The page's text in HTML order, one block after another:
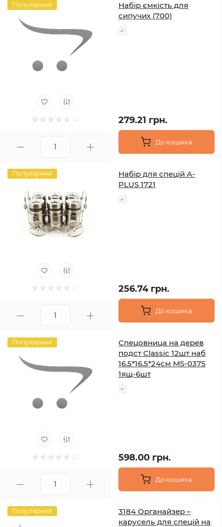
Популярний
Набір ємкість для
сипучих (700)
279.21 грн.
До кошика
Популярний
Набір для спецій A-
PLUS 1721
256.74 грн.
До кошика
Популярний
Спецовница на дерев
подст Classic 12шт наб
16.5*16.5*24см MS-0375
1ящ-6шт
598.00 грн.
До кошика
Популярний
3184 Органайзер –
карусель для спецій на